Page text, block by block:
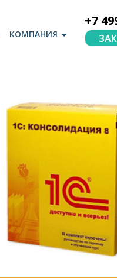
КОМПАНИЯ
+7